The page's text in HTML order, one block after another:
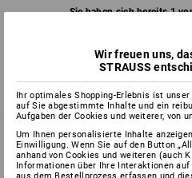
Sie haben sich bereits 1
SERVICE
Wir freuen uns,
STRAUSS
Ihr optimales Shopping-Erlebnis ist
auf Sie abgestimmte Inhalte und ein
Aufgaben der Cookies und weiterer, von
Um Ihnen personalisierte Inhalte
Einwilligung. Wenn Sie auf den Button
anhand von Cookies und weiteren (auch
Informationen über Ihre Interaktionen